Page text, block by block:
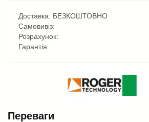
Доставка: БЕЗКОШТОВНО
Самовивіз:
Розрахунок:
Гарантія:
Переваги